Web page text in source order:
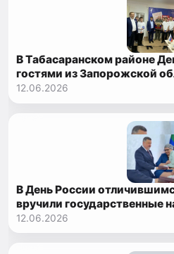
В Табасаранском районе
гостями из Запорожской
12.06.2026
В День России
вручили государственные
12.06.2026